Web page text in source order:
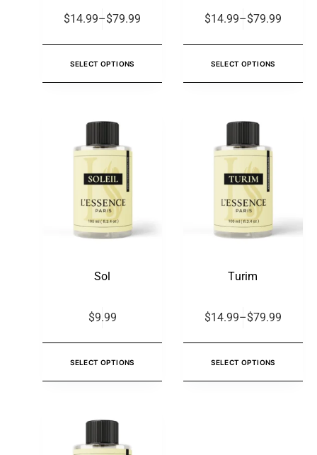
$14.99–$79.99
SELECT OPTIONS
$14.99–$79.99
SELECT OPTIONS
Sol
$9.99
SELECT OPTIONS
Turim
$14.99–$79.99
SELECT OPTIONS